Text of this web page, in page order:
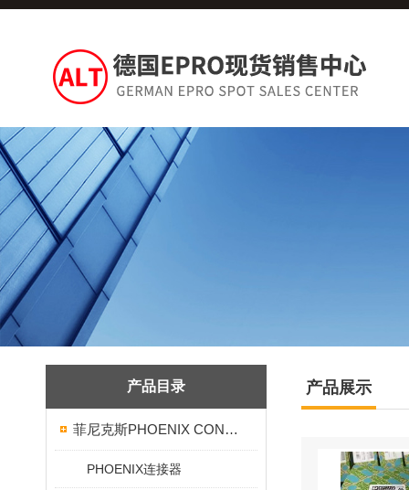
产品目录
菲尼克斯PHOENIX CONTACT
PHOENIX连接器
产品展示